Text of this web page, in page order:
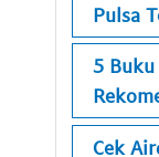
Pulsa
5
Cek